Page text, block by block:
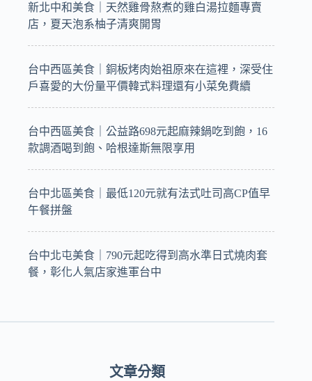
新北中和美食｜天然雞骨熬煮的雞白湯拉麵專賣
店，夏天泡系柚子清爽開胃
台中西區美食｜銅板烤肉始祖原來在這裡，深受住
戶喜愛的大份量平價韓式料理還有小菜免費續
台中西區美食｜公益路698元起麻辣鍋吃到飽，16
款調酒喝到飽、哈根達斯無限享用
台中北區美食｜最低120元就有法式吐司高CP值早
午餐拼盤
台中北屯美食｜790元起吃得到高水準日式燒肉套
餐，彰化人氣店家進軍台中
文章分類